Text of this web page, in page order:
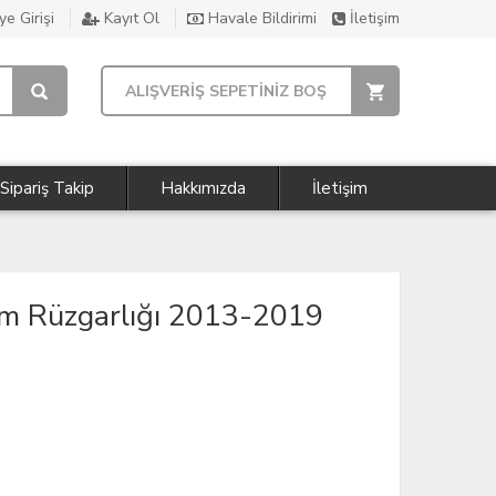
Girişi Kayıt Ol Havale Bildirimi İletişim
ALIŞVERİŞ SEPETİNİZ BOŞ
Sipariş Takip Hakkımızda İletişim
Rüzgarlığı 2013-2019